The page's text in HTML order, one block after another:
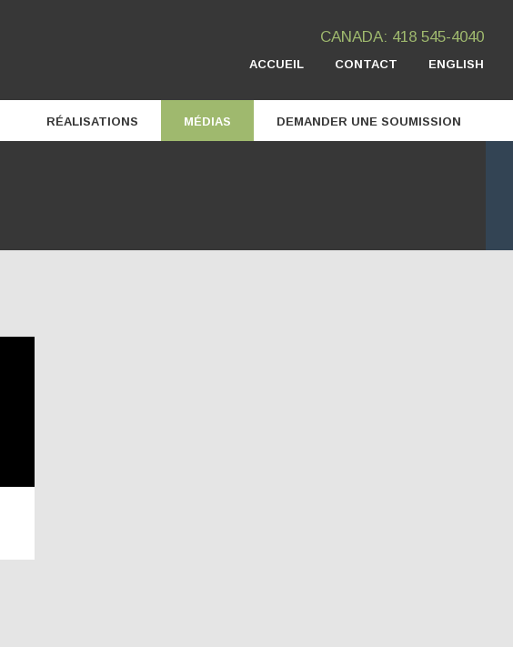
CANADA: 418 545-4040
ACCUEIL CONTACT ENGLISH
RÉALISATIONS MÉDIAS DEMANDER UNE SOUMISSION